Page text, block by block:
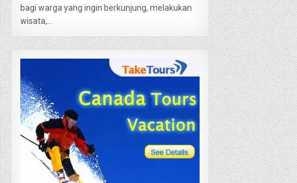
bagi warga yang ingin berkunjung, melakukan
wisata,...